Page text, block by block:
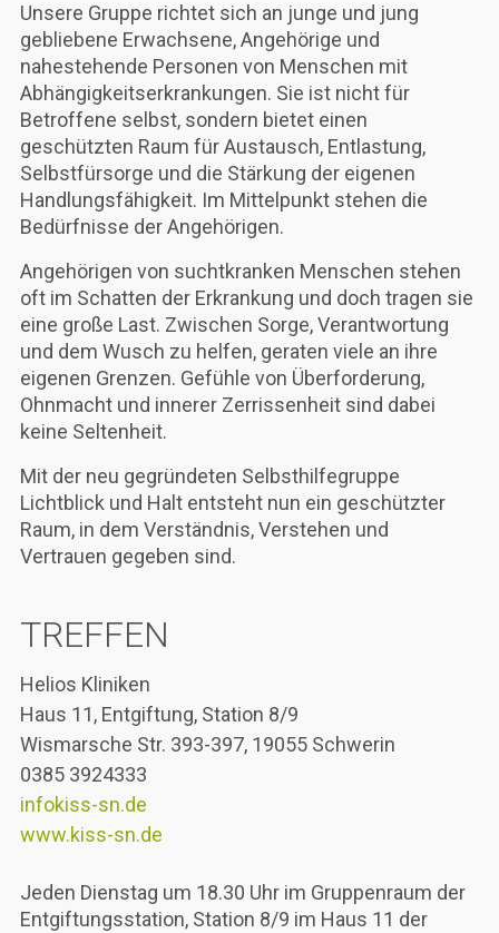
Unsere Gruppe richtet sich an junge und jung
gebliebene Erwachsene, Angehörige und
nahestehende Personen von Menschen mit
Abhängigkeitserkrankungen. Sie ist nicht für
Betroffene selbst, sondern bietet einen
geschützten Raum für Austausch, Entlastung,
Selbstfürsorge und die Stärkung der eigenen
Handlungsfähigkeit. Im Mittelpunkt stehen die
Bedürfnisse der Angehörigen.
Angehörigen von suchtkranken Menschen stehen
oft im Schatten der Erkrankung und doch tragen sie
eine große Last. Zwischen Sorge, Verantwortung
und dem Wusch zu helfen, geraten viele an ihre
eigenen Grenzen. Gefühle von Überforderung,
Ohnmacht und innerer Zerrissenheit sind dabei
keine Seltenheit.
Mit der neu gegründeten Selbsthilfegruppe
Lichtblick und Halt entsteht nun ein geschützter
Raum, in dem Verständnis, Verstehen und
Vertrauen gegeben sind.
TREFFEN
Helios Kliniken
Haus 11, Entgiftung, Station 8/9
Wismarsche Str. 393-397, 19055 Schwerin
0385 3924333
infokiss-sn.de
www.kiss-sn.de
Jeden Dienstag um 18.30 Uhr im Gruppenraum der
Entgiftungsstation, Station 8/9 im Haus 11 der